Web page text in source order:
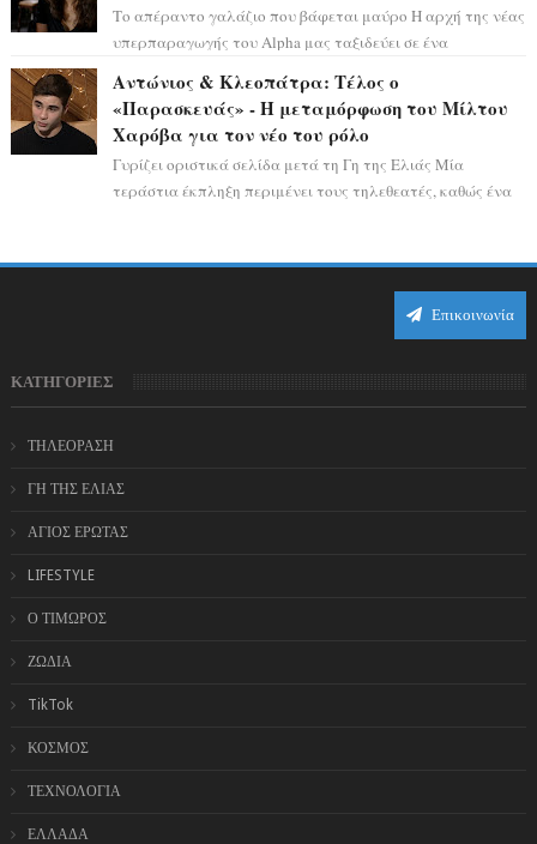
Το απέραντο γαλάζιο που βάφεται μαύρο Η αρχή της νέας
υπερπαραγωγής του Alpha μας ταξιδεύει σε ένα
Αντώνιος & Κλεοπάτρα: Τέλος ο
«Παρασκευάς» - Η μεταμόρφωση του Μίλτου
Χαρόβα για τον νέο του ρόλο
Γυρίζει οριστικά σελίδα μετά τη Γη της Ελιάς Μία
τεράστια έκπληξη περιμένει τους τηλεθεατές, καθώς ένα
Επικοινωνία
ΚΑΤΗΓΟΡΙΕΣ
ΤΗΛΕΟΡΑΣΗ
ΓΗ ΤΗΣ ΕΛΙΑΣ
ΑΓΙΟΣ ΕΡΩΤΑΣ
LIFESTYLE
Ο ΤΙΜΩΡΟΣ
ΖΩΔΙΑ
TikTok
ΚΟΣΜΟΣ
ΤΕΧΝΟΛΟΓΙΑ
ΕΛΛΑΔΑ